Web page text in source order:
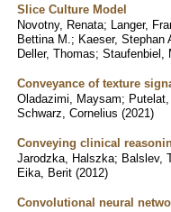
Slice Culture Model
Novotny, Renata; Langer,
Bettina M. ; Kaeser, Stephan
Deller, Thomas; Staufenbiel,
Conveyance of texture
Oladazimi, Maysam;
Schwarz, Cornelius (2021)
Conveying clinical
Jarodzka, Halszka; Balslev,
Eika, Berit (2012)
Convolutional neural